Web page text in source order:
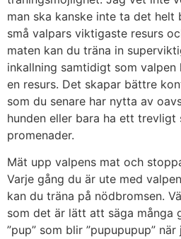
man ska kanske inte ta det
små valpars viktigaste resurs
maten kan du träna in
inkallning samtidigt som
en resurs. Det skapar bättre
som du senare har nytta av
hunden eller bara ha ett trevligt
promenader.
Mät upp valpens mat och
Varje gång du är ute med
kan du träna på nödbromsen.
som det är lätt att säga många
”pup” som blir ”pupupupup”